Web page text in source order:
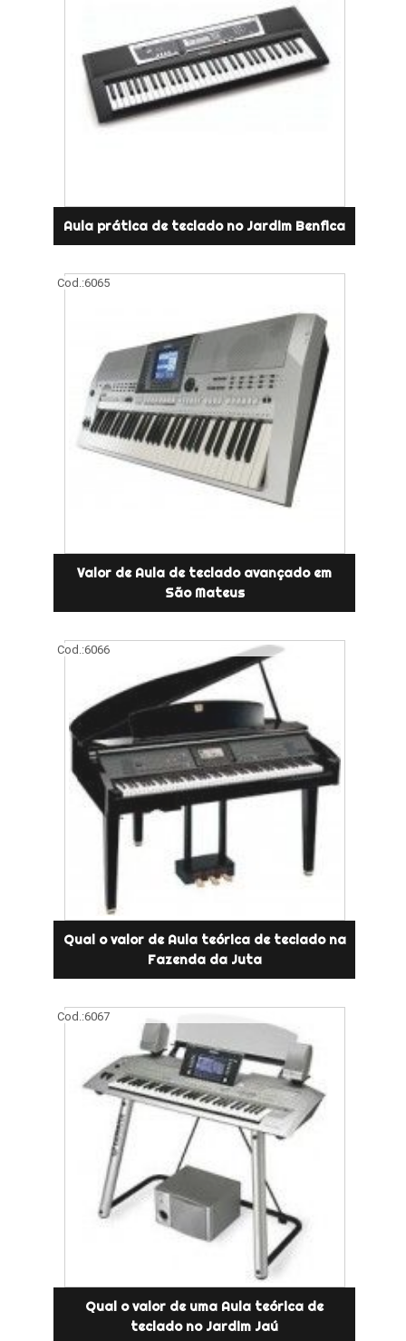
Aula prática de teclado no Jardim Benfica
Cod.:6065
Valor de Aula de teclado avançado em
São Mateus
Cod.:6066
Qual o valor de Aula teórica de teclado na
Fazenda da Juta
Cod.:6067
Qual o valor de uma Aula teórica de
teclado no Jardim Jaú